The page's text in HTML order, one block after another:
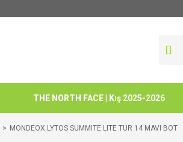
THE NORTH FACE | Kış 2025-2026
MONDEOX LYTOS SUMMITE LITE TUR 14 MAVI BOT